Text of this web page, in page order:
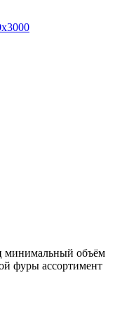
минимальный объём
фуры ассортимент